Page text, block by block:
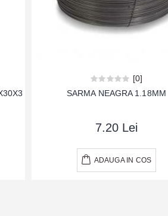
[0]
SARMA NEAGRA 1.18MM
7.20 Lei
ADAUGA IN COS